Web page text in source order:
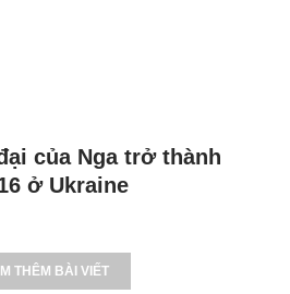
của Nga trở thành
ở Ukraine
THÊM BÀI VIẾT